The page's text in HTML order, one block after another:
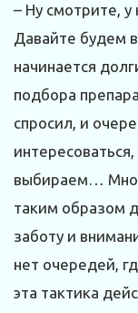
– Ну смотрите, у
Давайте будем
начинается
подбора
спросил, и
выбираем…
таким образом
заботу и
нет очередей,
эта тактика